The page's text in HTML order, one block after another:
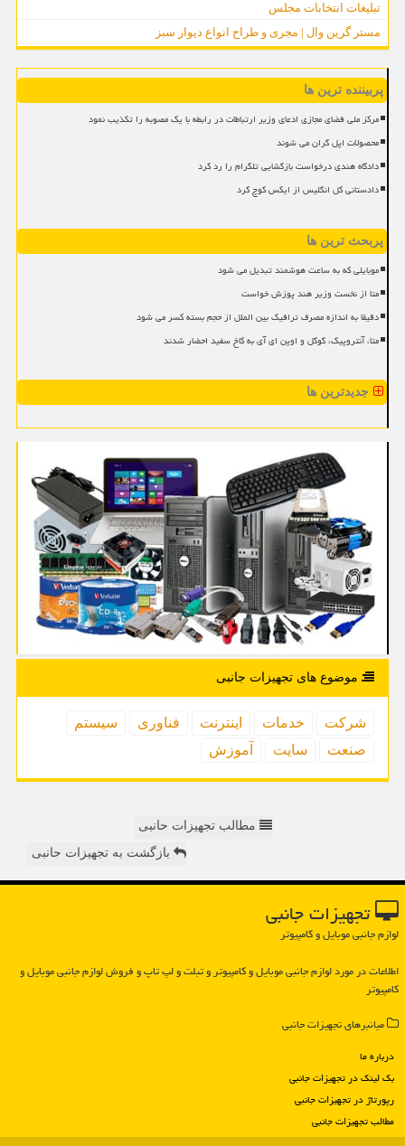
تبلیغات انتخابات مجلس
مستر گرین وال | مجری و طراح انواع دیوار سبز
پربیننده ترین ها
مرکز ملی فضای مجازی ادعای وزیر ارتباطات در رابطه با یک مصوبه را تکذیب نمود
محصولات اپل گران می شوند
دادگاه هندی درخواست بازگشایی تلگرام را رد کرد
دادستانی کل انگلیس از ایکس کوچ کرد
پربحث ترین ها
موبایلی که به ساعت هوشمند تبدیل می شود
متا از نخست وزیر هند پوزش خواست
دقیقا به اندازه مصرف ترافیک بین الملل از حجم بسته کسر می شود
متا، آنتروپیک، گوگل و اوپن ای آی به کاخ سفید احضار شدند
جدیدترین ها
موضوع های تجهیزات جانبی
شركت خدمات اینترنت فناوری
سیستم
صنعت
سایت آموزش
مطالب تجهیزات حانبی
بازگشت به تجهیزات حانبی
تجهیزات جانبی
لوازم جانبی موبایل و کامپیوتر
اطلاعات در مورد لوازم جانبی موبایل و كامپیوتر و تبلت و لپ تاپ و فروش لوازم جانبی موبایل و
كامپیوتر
میانبرهای تجهیزات جانبی
درباره ما
بک لینک در تجهیزات جانبی
رپورتاژ در تجهیزات جانبی
مطالب تجهیزات جانبی